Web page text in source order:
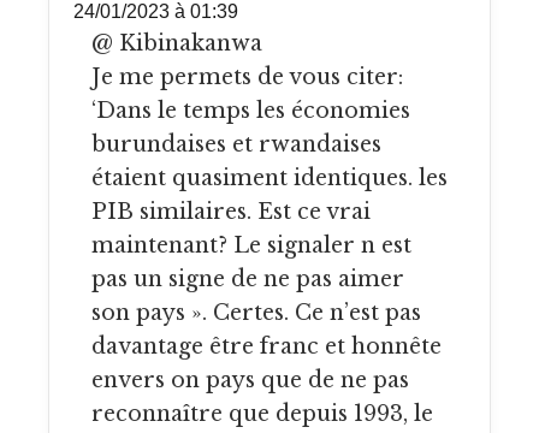
24/01/2023 à 01:39
@ Kibinakanwa
Je me permets de vous citer:
‘Dans le temps les économies
burundaises et rwandaises
étaient quasiment identiques. les
PIB similaires. Est ce vrai
maintenant? Le signaler n est
pas un signe de ne pas aimer
son pays ». Certes. Ce n’est pas
davantage être franc et honnête
envers on pays que de ne pas
reconnaître que depuis 1993, le